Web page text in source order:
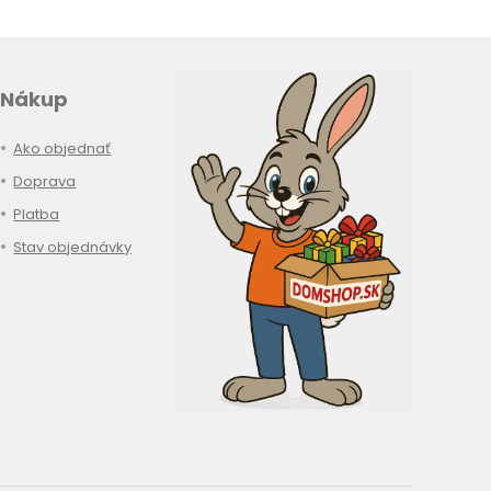
Nákup
Ako objednať
Doprava
Platba
Stav objednávky